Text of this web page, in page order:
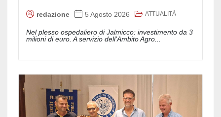
redazione 5 Agosto 2026 ATTUALITÀ
Nel plesso ospedaliero di Jalmicco: investimento da 3
milioni di euro. A servizio dell'Ambito Agro...